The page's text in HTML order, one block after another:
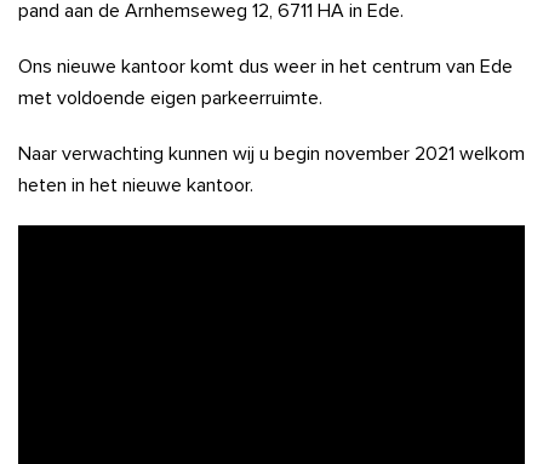
pand aan de Arnhemseweg 12, 6711 HA in Ede.
Ons nieuwe kantoor komt dus weer in het centrum van Ede
met voldoende eigen parkeerruimte.
Naar verwachting kunnen wij u begin november 2021 welkom
heten in het nieuwe kantoor.